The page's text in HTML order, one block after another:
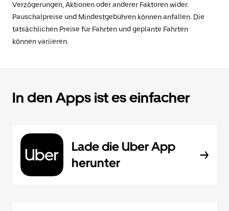
Verzögerungen, Aktionen oder anderer Faktoren wider.
Pauschalpreise und Mindestgebühren können anfallen. Die
tatsächlichen Preise für Fahrten und geplante Fahrten
können variieren.
In den Apps ist es einfacher
Lade die Uber App
herunter